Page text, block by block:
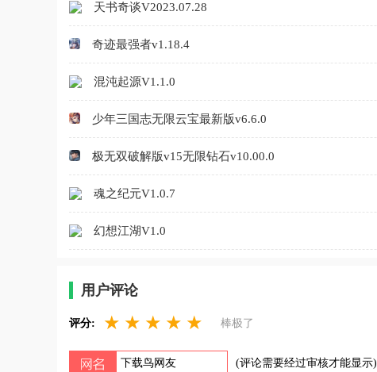
天书奇谈V2023.07.28
奇迹最强者v1.18.4
混沌起源V1.1.0
少年三国志无限云宝最新版v6.6.0
极无双破解版v15无限钻石v10.00.0
魂之纪元V1.0.7
幻想江湖V1.0
用户评论
评分: ★ ★ ★ ★ ★ 棒极了
(评论需要经过审核才能显示)